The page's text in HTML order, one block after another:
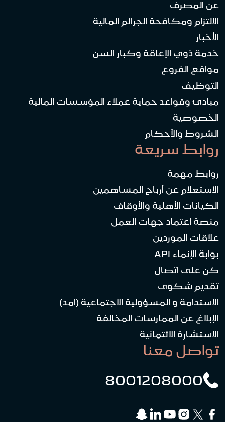
عن المصرف
الالتزام ومكافحة الجرائم المالية
الأخبار
خدمة ذوي الإعاقة وكبار السن
مواقع الفروع
التوظيف
مبادئ وقواعد حماية عملاء المؤسسات المالية
الخصوصية
الشروط والأحكام
روابط سريعة
روابط مهمة
الاستعلام عن أرباح المساهمين
الكيانات الأهلية والأوقاف
منصة اعتماد جهات العمل
علاقات الموردين
بوابة الإنماء API
كن على اتصال
تقديم شكوى
الاستدامة و المسؤولية الاجتماعية (امد)
الإبلاغ عن الممارسات المخالفة
الاستشارة الائتمانية
تواصل معنا
8001208000